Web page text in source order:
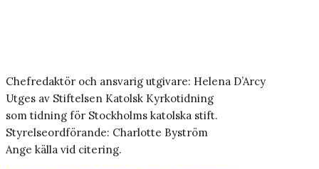
Chefredaktör och ansvarig utgivare: Helena D’Arcy
Utges av Stiftelsen Katolsk Kyrkotidning
som tidning för Stockholms katolska stift.
Styrelseordförande: Charlotte Byström
Ange källa vid citering.